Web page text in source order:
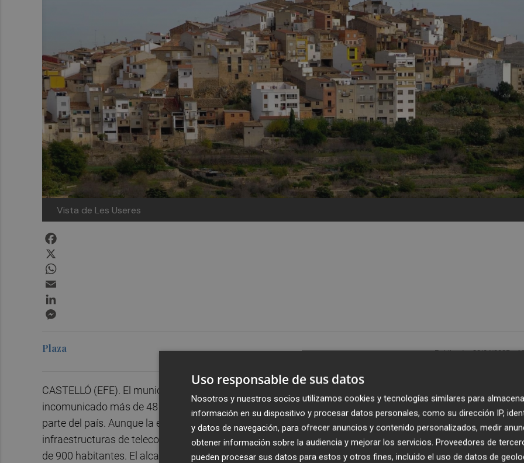
Vista de Les Useres
Plaza Publicado: 30/04/2025 ·
CASTELLÓ (EFE). El municipio castellonense de Les Useres, en la comarca del Alcalatén, continúa
incomunicado más de 48 horas después del apagón eléctrico generalizado que afectó este lunes a buena
parte del país. Aunque la electricidad fue restablecida en la zona a última hora de la noche, las
infraestructuras de telecomunicaciones siguen inoperativas, dejando sin internet por fibra óptica a sus
de 900 habitantes. El alcalde de la localidad,Jaime Martínez, ha vuelto a denunciar este miércoles la
Uso responsable de sus datos
Nosotros y nuestros socios utilizamos cookies y tecnologías similares para
información en su dispositivo y procesar datos personales, como su dirección IP,
y datos de navegación, para ofrecer anuncios y contenido personalizados, medir
obtener información sobre la audiencia y mejorar los servicios. Proveedores de
pueden procesar sus datos para estos y otros fines, incluido el uso de datos de